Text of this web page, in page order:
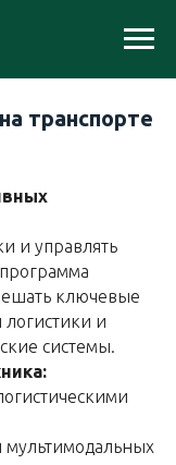
транспорте
и управлять
ключевые
и
системы.